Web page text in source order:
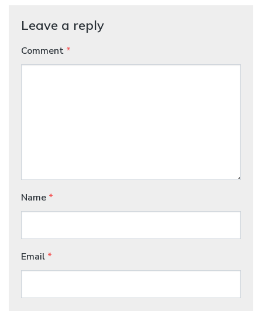
Leave a reply
Comment *
Name *
Email *